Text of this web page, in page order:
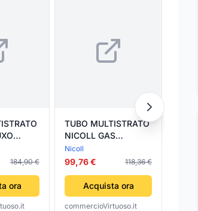
100
184,90 €
ora
TUBO MULTISTRATO
NICOLL GAS
CORRUGATO- Diam.
16 x 2- NICOL- metri
Nicoll
99,76 € 118,36 €
Acquista ora
commercioVirtuoso.it
26